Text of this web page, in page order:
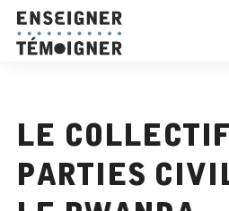
Le Collectif
Parties
le Rwanda